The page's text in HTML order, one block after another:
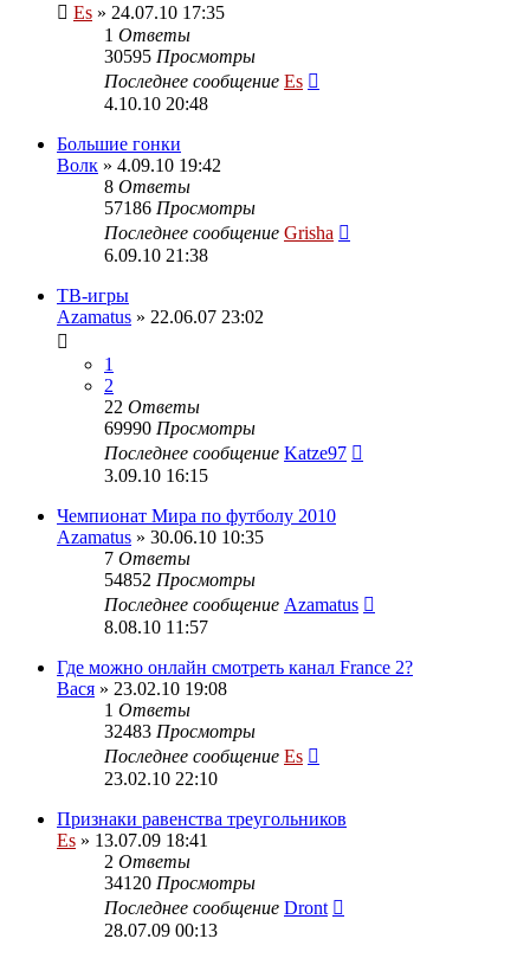
Es » 24.07.10 17:35
1 Ответы
30595 Просмотры
Последнее сообщение Es
4.10.10 20:48
Большие гонки
Волк » 4.09.10 19:42
8 Ответы
57186 Просмотры
Последнее сообщение Grisha
6.09.10 21:38
ТВ-игры
Azamatus » 22.06.07 23:02
1
2
22 Ответы
69990 Просмотры
Последнее сообщение Katze97
3.09.10 16:15
Чемпионат Мира по футболу 2010
Azamatus » 30.06.10 10:35
7 Ответы
54852 Просмотры
Последнее сообщение Azamatus
8.08.10 11:57
Где можно онлайн смотреть канал France 2?
Вася » 23.02.10 19:08
1 Ответы
32483 Просмотры
Последнее сообщение Es
23.02.10 22:10
Признаки равенства треугольников
Es » 13.07.09 18:41
2 Ответы
34120 Просмотры
Последнее сообщение Dront
28.07.09 00:13